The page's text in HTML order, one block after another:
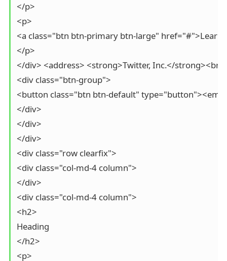
</p>
<p>
<a class="btn btn-primary btn-large" href="#">Learn
</p>
</div> <address> <strong>Twitter, Inc.</strong><br
<div class="btn-group">
<button class="btn btn-default" type="button"><em
</div>
</div>
</div>
<div class="row clearfix">
<div class="col-md-4 column">
</div>
<div class="col-md-4 column">
<h2>
Heading
</h2>
<p>